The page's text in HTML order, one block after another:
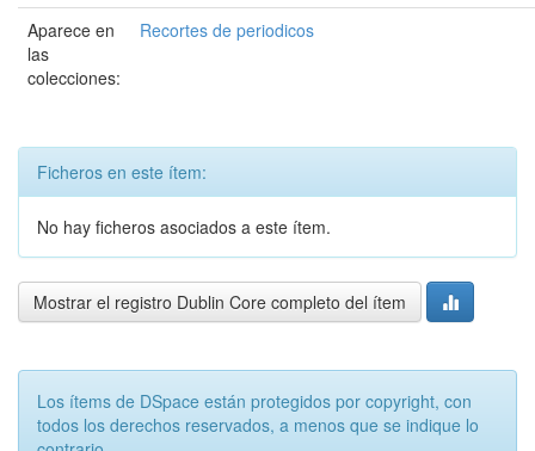
Aparece en
las
colecciones:
Recortes de periodicos
Ficheros en este ítem:
No hay ficheros asociados a este ítem.
Mostrar el registro Dublin Core completo del ítem
Los ítems de DSpace están protegidos por copyright, con
todos los derechos reservados, a menos que se indique lo